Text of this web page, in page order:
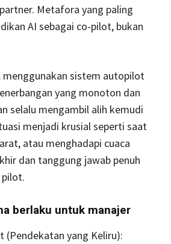
Metafora yang paling
AI sebagai co-pilot, bukan
menggunakan sistem autopilot
yang monoton dan
selalu mengambil alih kemudi
menjadi krusial seperti saat
atau menghadapi cuaca
dan tanggung jawab penuh
pilot.
berlaku untuk manajer
(Pendekatan yang Keliru):